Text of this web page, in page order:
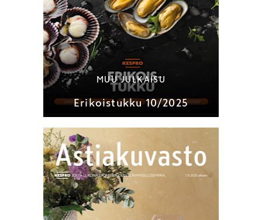
MUU JULKAISU
Erikoistukku 10/2025